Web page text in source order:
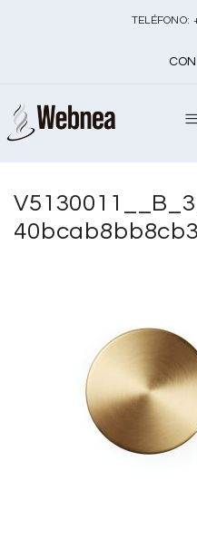
TELÉFONO: